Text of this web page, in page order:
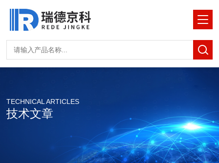
TECHNICAL ARTICLES
技术文章